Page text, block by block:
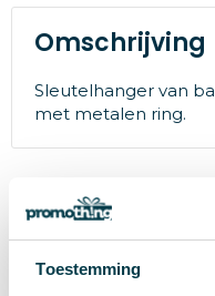
Toestemming
Omschrijving
Sleutelhanger van
met metalen ring.
Specificaties
Artikelnummer